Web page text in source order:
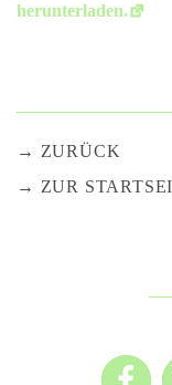
herunterladen.
ZURÜCK
ZUR